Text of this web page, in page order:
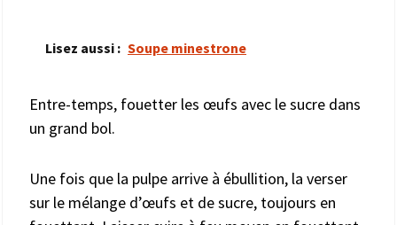
Lisez aussi : Soupe minestrone
Entre-temps, fouetter les œufs avec le sucre dans
un grand bol.
Une fois que la pulpe arrive à ébullition, la verser
sur le mélange d’œufs et de sucre, toujours en